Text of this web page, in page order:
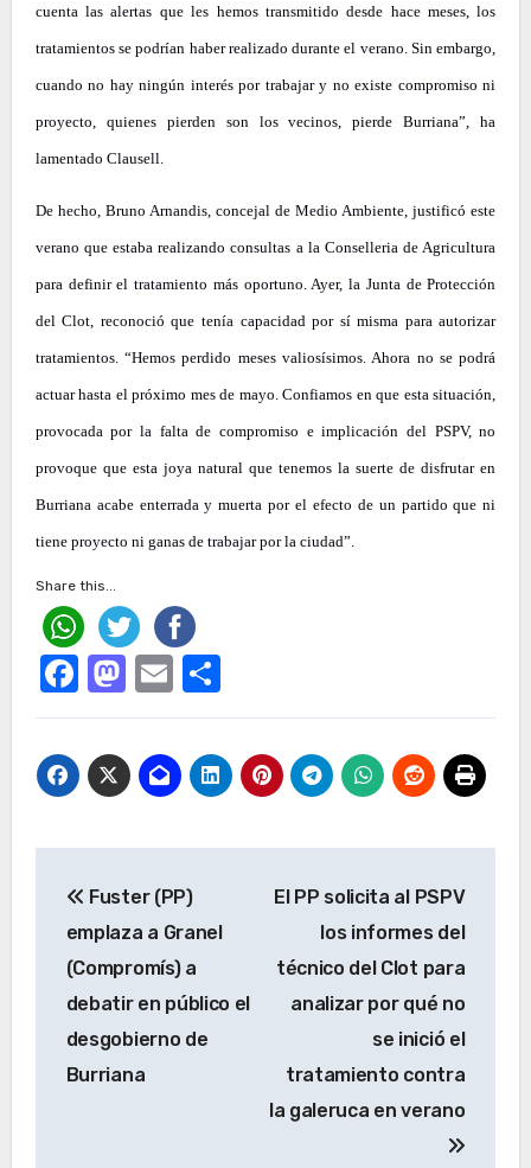
cuenta las alertas que les hemos transmitido desde hace meses, los
tratamientos se podrían haber realizado durante el verano. Sin embargo,
cuando no hay ningún interés por trabajar y no existe compromiso ni
proyecto, quienes pierden son los vecinos, pierde Burriana”, ha
lamentado Clausell.
De hecho, Bruno Arnandis, concejal de Medio Ambiente, justificó este
verano que estaba realizando consultas a la Conselleria de Agricultura
para definir el tratamiento más oportuno. Ayer, la Junta de Protección
del Clot, reconoció que tenía capacidad por sí misma para autorizar
tratamientos. “Hemos perdido meses valiosísimos. Ahora no se podrá
actuar hasta el próximo mes de mayo. Confiamos en que esta situación,
provocada por la falta de compromiso e implicación del PSPV, no
provoque que esta joya natural que tenemos la suerte de disfrutar en
Burriana acabe enterrada y muerta por el efecto de un partido que ni
tiene proyecto ni ganas de trabajar por la ciudad”.
Share this...
Facebook
Mastodon
EmailCompartir
de
entradas
Fuster (PP)
emplaza a Granel
(Compromís) a
debatir en público el
desgobierno de
Burriana
El PP solicita al PSPV
los informes del
técnico del Clot para
analizar por qué no
se inició el
tratamiento contra
la galeruca en verano